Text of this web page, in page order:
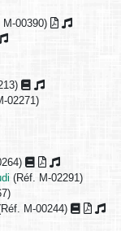
M-00390)
02271)
(Réf. M-02291)
M-00244)